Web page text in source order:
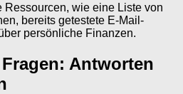
Ressourcen, wie eine Liste von
bereits getestete E-Mail-
persönliche Finanzen.
Antworten